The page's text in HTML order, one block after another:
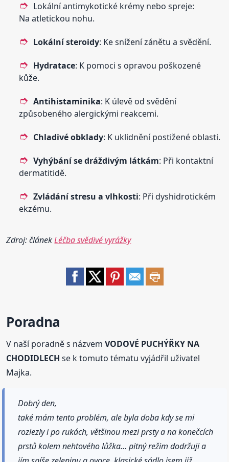
Lokální antimykotické krémy nebo spreje:
Na atletickou nohu.
Lokální steroidy: Ke snížení zánětu a svědění.
Hydratace: K pomoci s opravou poškozené
kůže.
Antihistaminika: K úlevě od svědění
způsobeného alergickými reakcemi.
Chladivé obklady: K uklidnění postižené oblasti.
Vyhýbání se dráždivým látkám: Při kontaktní
dermatitidě.
Zvládání stresu a vlhkosti: Při dyshidrotickém
ekzému.
Zdroj: článekLéčba svědivé vyrážky
Poradna
V naší poradně s názvemVODOVÉ PUCHÝŘKY NA
CHODIDLECH se k tomuto tématu vyjádřil uživatel
Majka.
Dobrý den,
také mám tento problém, ale byla doba kdy se mi
rozlezly i po rukách, většinou mezi prsty a na konečcích
prstů kolem nehtového lůžka... pitný režim dodržuji a